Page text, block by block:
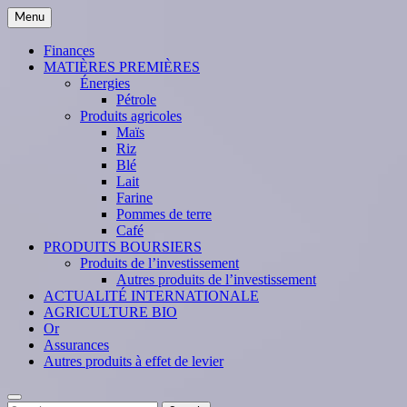
Skip
to
content
Menu
Finances
MATIÈRES PREMIÈRES
Énergies
Pétrole
Produits agricoles
Maïs
Riz
Blé
Lait
Farine
Pommes de terre
Café
PRODUITS BOURSIERS
Produits de l’investissement
Autres produits de l’investissement
ACTUALITÉ INTERNATIONALE
AGRICULTURE BIO
Or
Assurances
Autres produits à effet de levier
Search